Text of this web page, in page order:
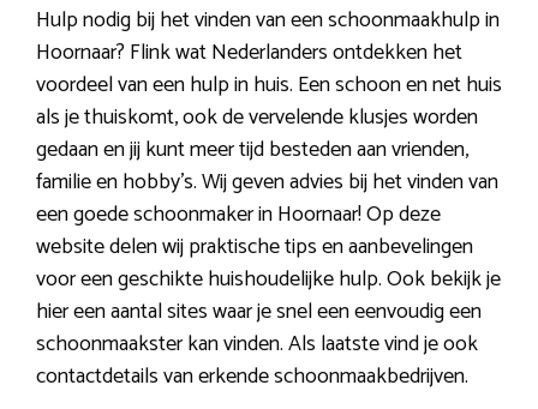
Hulp nodig bij het vinden van een schoonmaakhulp in
Hoornaar? Flink wat Nederlanders ontdekken het
voordeel van een hulp in huis. Een schoon en net huis
als je thuiskomt, ook de vervelende klusjes worden
gedaan en jij kunt meer tijd besteden aan vrienden,
familie en hobby’s. Wij geven advies bij het vinden van
een goede schoonmaker in Hoornaar! Op deze
website delen wij praktische tips en aanbevelingen
voor een geschikte huishoudelijke hulp. Ook bekijk je
hier een aantal sites waar je snel een eenvoudig een
schoonmaakster kan vinden. Als laatste vind je ook
contactdetails van erkende schoonmaakbedrijven.